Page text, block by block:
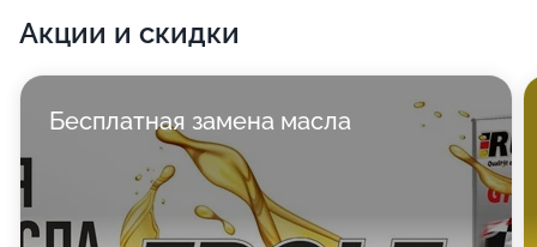
Акции и скидки
Бесплатная замена масла